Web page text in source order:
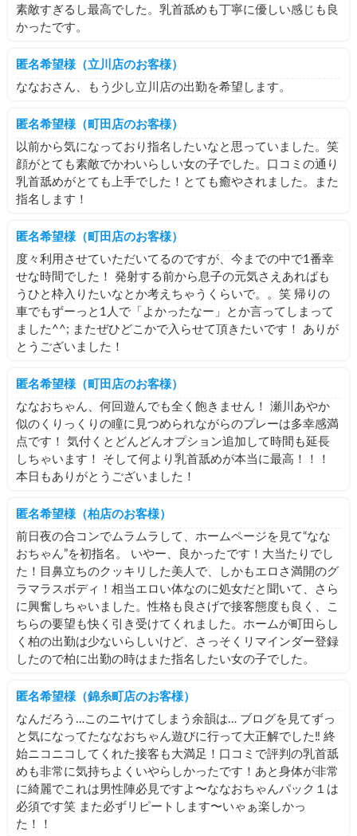
素敵すぎるし最高でした。乳首舐めも丁寧に優しい感じも良
かったです。
匿名希望様（立川店のお客様）
ななおさん、もう少し立川店の出勤を希望します。
匿名希望様（町田店のお客様）
以前から気になっており指名したいなと思っていました。笑
顔がとても素敵でかわいらしい女の子でした。口コミの通り
乳首舐めがとても上手でした！とても癒やされました。また
指名します！
匿名希望様（町田店のお客様）
度々利用させていただいてるのですが、今までの中で1番幸
せな時間でした！ 発射する前から息子の元気さえあればも
うひと枠入りたいなとか考えちゃうくらいで。。笑 帰りの
車でもずーっと1人で「よかったなー」とか言ってしまって
ました^^; またぜひどこかで入らせて頂きたいです！ ありが
とうございました！
匿名希望様（町田店のお客様）
ななおちゃん、何回遊んでも全く飽きません！ 瀬川あやか
似のくりっくりの瞳に見つめられながらのプレーは多幸感満
点です！ 気付くとどんどんオプション追加して時間も延長
しちゃいます！ そして何より乳首舐めが本当に最高！！！
本日もありがとうございました！
匿名希望様（柏店のお客様）
前日夜の合コンでムラムラして、ホームページを見て“なな
おちゃん”を初指名。 いやー、良かったです！大当たりでし
た！目鼻立ちのクッキリした美人で、しかもエロさ満開のグ
ラマラスボディ！相当エロい体なのに処女だと聞いて、さら
に興奮しちゃいました。性格も良さげで接客態度も良く、こ
ちらの要望も快く引き受けてくれました。ホームが町田らし
く柏の出勤は少ないらしいけど、さっそくリマインダー登録
したので柏に出勤の時はまた指名したい女の子でした。
匿名希望様（錦糸町店のお客様）
なんだろう…このニヤけてしまう余韻は… ブログを見てずっ
と気になってたななおちゃん遊びに行って大正解でした‼︎ 終
始ニコニコしてくれた接客も大満足！口コミで評判の乳首舐
めも非常に気持ちよくいやらしかったです！あと身体が非常
に綺麗でこれは男性陣必見ですよ〜ななおちゃんパック１は
必須です笑 また必ずリピートします〜いゃぁ楽しかっ
た！！